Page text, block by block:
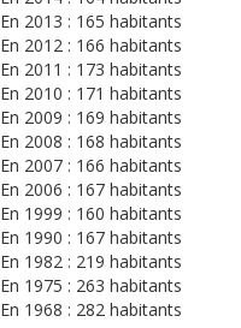
En 2013 : 165 habitants
En 2012 : 166 habitants
En 2011 : 173 habitants
En 2010 : 171 habitants
En 2009 : 169 habitants
En 2008 : 168 habitants
En 2007 : 166 habitants
En 2006 : 167 habitants
En 1999 : 160 habitants
En 1990 : 167 habitants
En 1982 : 219 habitants
En 1975 : 263 habitants
En 1968 : 282 habitants